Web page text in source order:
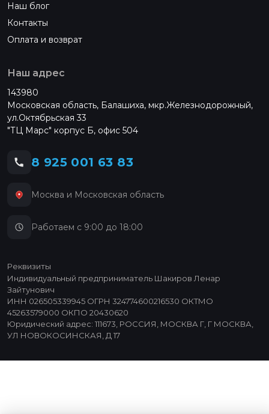
Наш блог
Контакты
Оплата и возврат
Наш адрес
143980
Московская область, Балашиха, мкр.Железнодорожный,
ул.Октябрьская 33
"ТЦ Марс" корпус Б, офис 504
8 925 001 63 83
Москва и Московская область
Работаем с 9:00 до 18:00
Реквизиты
Индивидуальный предприниматель Шакиров Ленар
Зайтунович
ИНН 026505339945 ОГРН 324774600216530 ОКТМО
45263579000 ОКПО 20430620
Юридический адрес: 111673, РОССИЯ, МОСКВА Г, Г МОСКВА,
УЛ НОВОКОСИНСКАЯ, Д 17